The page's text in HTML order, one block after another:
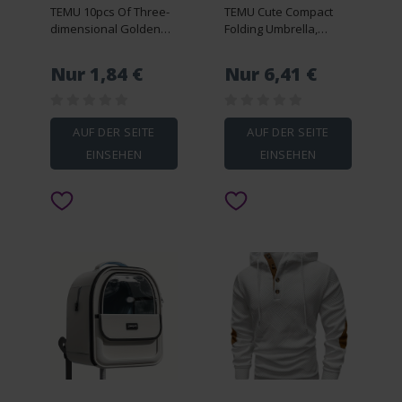
TEMU 10pcs Of Three-
dimensional Golden
Stickers, Fits Any
Jackets, Sweatshirts
Nur 1,84 €
AUF DER SEITE
EINSEHEN
TEMU Cute Compact
Folding Umbrella,
Nur 6,41 €
AUF DER SEITE
EINSEHEN